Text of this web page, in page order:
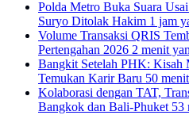
Polda Metro Buka Suara
Suryo Ditolak Hakim 1 jam
Volume Transaksi QRIS
Pertengahan 2026 2 menit
Bangkit Setelah PHK: Kisah
Temukan Karir Baru 50
Kolaborasi dengan TAT,
Bangkok dan Bali-Phuket 53